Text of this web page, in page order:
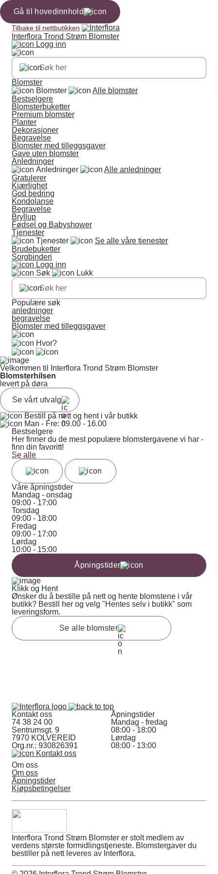
Gå til hovedinnhold
Tilbake til nettbutikken
Interflora Trond Strøm Blomster
Logg inn
Blomster
Blomster
Alle blomster
Bestselgere
Blomsterbuketter
Premium blomster
Planter
Dekorasjoner
Begravelse
Blomster med tilleggsgaver
Gave uten blomster
Anledninger
Anledninger
Alle anledninger
Gratulerer
Kjærlighet
God bedring
Kondolanse
Begravelse
Bryllup
Fødsel og Babyshower
Tjenester
Tjenester
Se alle våre tjenester
Brudebuketter
Sorgbinderi
Logg inn
Søk
Lukk
Populære søk
anledninger
begravelse
Blomster med tilleggsgaver
Hvor?
Velkommen til Interflora Trond Strøm Blomster
Blomsterhilsen
levert på døra
Se vårt utvalg
Bestill på nett og hent i vår butikk
Man - Fre: 09.00 - 16.00
Bestselgere
Her finner du de mest populære blomstergavene vi har -
finn din favoritt!
Se alle
Våre åpningstider
Mandag - onsdag
09:00 - 17:00
Torsdag
09:00 - 18:00
Fredag
09:00 - 17:00
Lørdag
10:00 - 15:00
Åpningstider
Klikk og Hent
Ønsker du å bestille på nett og hente blomstene i vår
butikk? Bestill her og velg "Hentes selv i butikk" som
leveringsform.
Se alle blomster
Kontakt oss
74 38 24 00
Sentrumsgt. 9
7970 KOLVEREID
Org.nr.: 930826391
Kontakt oss
Åpningstider
Mandag - fredag
08:00 - 18:00
Lørdag
08:00 - 13:00
Om oss
Om oss
Åpningstider
Kjøpsbetingelser
Interflora Trond Strøm Blomster er stolt medlem av
verdens største formidlingstjeneste. Blomstergaver du
bestiller på nett leveres av Interflora.